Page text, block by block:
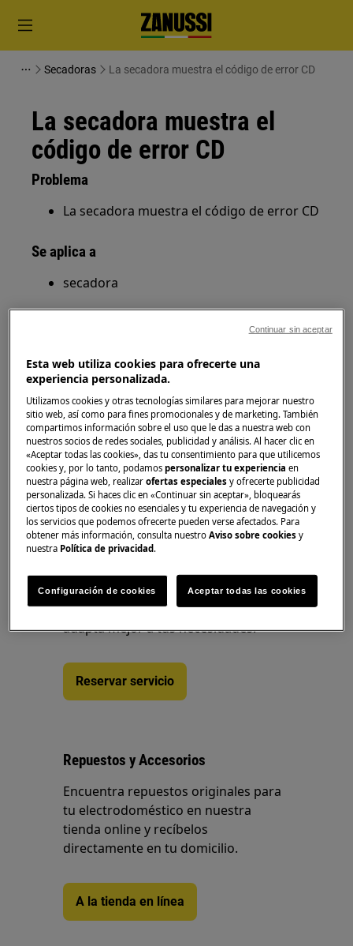
Secadoras La secadora muestra el código de error CD
La secadora muestra el
código de error CD
Problema
La secadora muestra el código de error CD
Se aplica a
secadora
CD, hay un problema con el cierre de la
puerta. Si la puerta está cerrada
correctamente, póngase en contacto con
el Servicio técnico oficial.
¿Le ha resultado útil este artículo?
O consulta la página de reparaciones
Consulta en nuestra página de
reparaciones los distintos servicios
de disponibles y elige cuál de ellos se
adapta mejor a tus necesidades.
Reservar servicio
Repuestos y Accesorios
Encuentra repuestos originales para
tu electrodoméstico en nuestra
tienda online y recíbelos
directamente en tu domicilio.
A la tienda en línea
Esta web utiliza cookies para ofrecerte una
experiencia personalizada.
Utilizamos cookies y otras tecnologías similares para mejorar nuestro
sitio web, así como para fines promocionales y de marketing. También
compartimos información sobre el uso que le das a nuestra web con
nuestros socios de redes sociales, publicidad y análisis. Al hacer clic en
«Aceptar todas las cookies», das tu consentimiento para que utilicemos
cookies y, por lo tanto, podamospersonalizar tu experienciaen
nuestra página web, realizarofertas especiales y ofrecerte publicidad
personalizada. Si haces clic en «Continuar sin aceptar», bloquearás
ciertos tipos de cookies no esenciales y tu experiencia de navegación y
los servicios que podemos ofrecerte pueden verse afectados. Para
obtener más información, consulta nuestroAviso sobre cookies y
nuestra Política de privacidad.
Configuración de cookies Aceptar todas las cookies
Continuar sin aceptar